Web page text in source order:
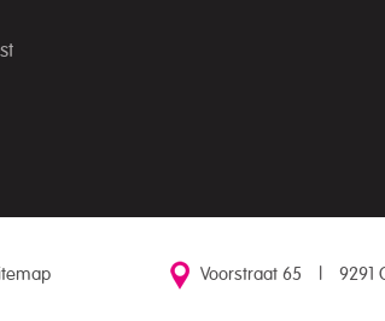
Voorstraat 65 9291